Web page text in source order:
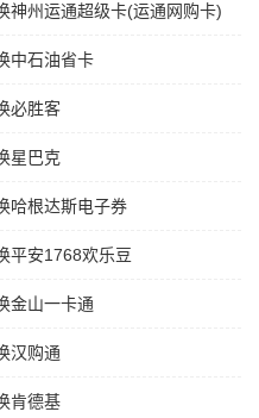
神州运通超级卡(运通网购卡)
中石油省卡
必胜客
星巴克
哈根达斯电子券
平安1768欢乐豆
金山一卡通
汉购通
肯德基